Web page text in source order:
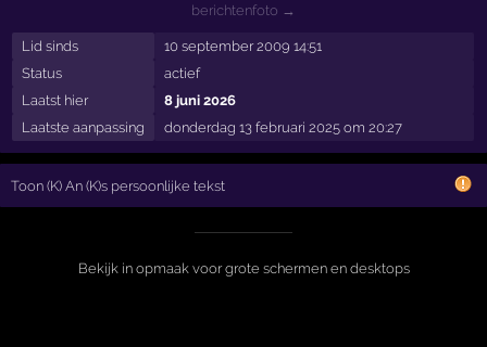
berichtenfoto →
Lid sinds
10 september 2009 14:51
Status
actief
Laatst hier
8 juni 2026
Laatste aanpassing
donderdag 13 februari 2025 om 20:27
Toon (K) An (K)s persoonlijke tekst
Bekijk in opmaak voor grote schermen en desktops